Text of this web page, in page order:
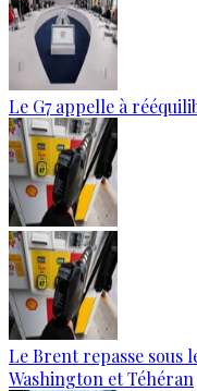
Le G7 appelle à
Le Brent repasse sous
Washington et Téhéran